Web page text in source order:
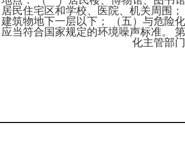
居民住宅区和学校、医院、机关周围
建筑物地下一层以下； （五）与危险
应当符合国家规定的环境噪声标准。
化主管部